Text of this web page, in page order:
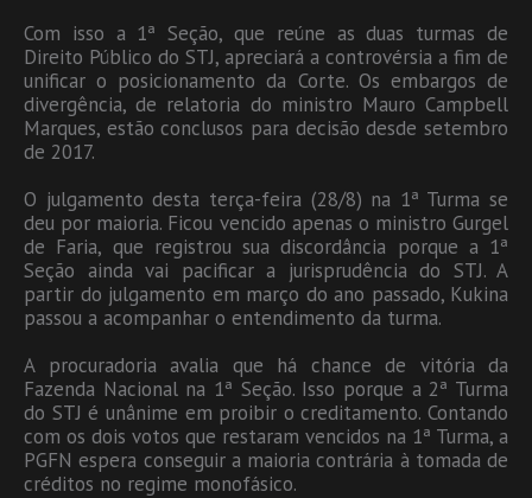
Com isso a 1ª Seção, que reúne as duas turmas de
Direito Público do STJ, apreciará a controvérsia a fim de
unificar o posicionamento da Corte. Os embargos de
divergência, de relatoria do ministro Mauro Campbell
Marques, estão conclusos para decisão desde setembro
de 2017.
O julgamento desta terça-feira (28/8) na 1ª Turma se
deu por maioria. Ficou vencido apenas o ministro Gurgel
de Faria, que registrou sua discordância porque a 1ª
Seção ainda vai pacificar a jurisprudência do STJ. A
partir do julgamento em março do ano passado, Kukina
passou a acompanhar o entendimento da turma.
A procuradoria avalia que há chance de vitória da
Fazenda Nacional na 1ª Seção. Isso porque a 2ª Turma
do STJ é unânime em proibir o creditamento. Contando
com os dois votos que restaram vencidos na 1ª Turma, a
PGFN espera conseguir a maioria contrária à tomada de
créditos no regime monofásico.